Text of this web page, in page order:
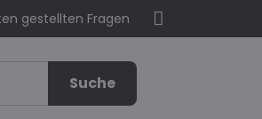
gestellten Fragen
Suche